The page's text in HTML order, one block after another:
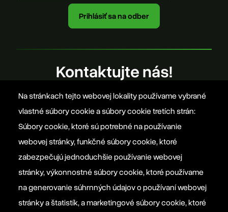
Kontaktujte nás!
office@szovetseg.sk
Platforma EPP 2012
Manifesto EPP
Na stránkach tejto webovej lokality používame vybrané
vlastné súbory cookie a súbory cookie tretích strán:
Súbory cookie, ktoré sú potrebné na používanie
webovej stránky, funkčné súbory cookie, ktoré
zabezpečujú jednoduchšie používanie webovej
stránky, výkonnostné súbory cookie, ktoré používame
na generovanie súhrnných údajov o používaní webovej
stránky a štatistík, a marketingové súbory cookie, ktoré